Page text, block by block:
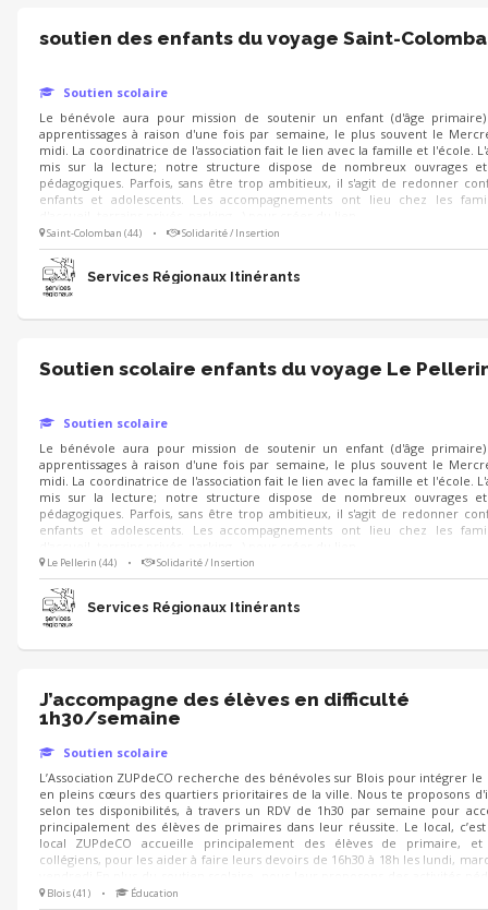
soutien des enfants du voyage Saint-
Soutien scolaire
Le bénévole aura pour mission de soutenir un enfant (d'âge primaire)
apprentissages à raison d'une fois par semaine, le plus souvent le
midi. La coordinatrice de l'association fait le lien avec la famille et l'école.
mis sur la lecture; notre structure dispose de nombreux ouvrages
pédagogiques. Parfois, sans être trop ambitieux, il s'agit de redonner
enfants et adolescents. Les accompagnements ont lieu chez les
Saint-Colomban (44) • Solidarité / Insertion
Services Régionaux Itinérants
Soutien scolaire enfants du voyage Le
Soutien scolaire
Le bénévole aura pour mission de soutenir un enfant (d'âge primaire)
apprentissages à raison d'une fois par semaine, le plus souvent le
midi. La coordinatrice de l'association fait le lien avec la famille et l'école.
mis sur la lecture; notre structure dispose de nombreux ouvrages
pédagogiques. Parfois, sans être trop ambitieux, il s'agit de redonner
enfants et adolescents. Les accompagnements ont lieu chez les
Le Pellerin (44) • Solidarité / Insertion
Services Régionaux Itinérants
J’accompagne des élèves en difficulté
1h30/semaine
Soutien scolaire
L’Association ZUPdeCO recherche des bénévoles sur Blois pour intégrer le
en pleins cœurs des quartiers prioritaires de la ville. Nous te proposons
selon tes disponibilités, à travers un RDV de 1h30 par semaine pour
principalement des élèves de primaires dans leur réussite. Le local,
local ZUPdeCO accueille principalement des élèves de primaire, et
collégiens, pour les aider à faire leurs devoirs de 16h30 à 18h les lundi,
lorsque les devoirs sont terminés. Cette expérience est ouverte à tout le
Blois (41) • Éducation